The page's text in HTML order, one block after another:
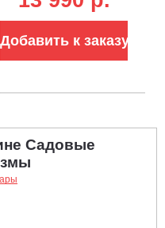
220В, контейнер
4.5 кг)
Добавить к заказу
Садовые